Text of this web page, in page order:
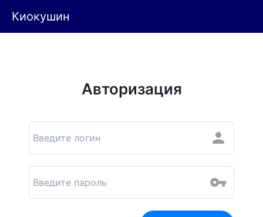
Киокушин
Авторизация